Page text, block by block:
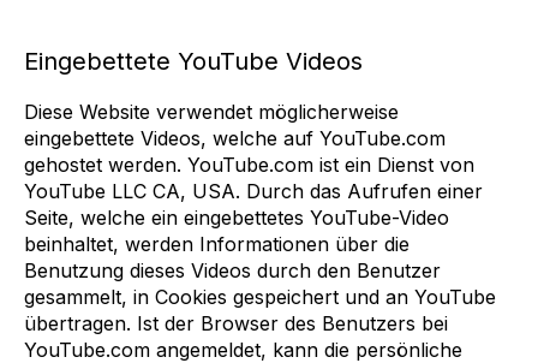
Eingebettete YouTube Videos
Diese Website verwendet möglicherweise
eingebettete Videos, welche auf YouTube.com
gehostet werden. YouTube.com ist ein Dienst von
YouTube LLC CA, USA. Durch das Aufrufen einer
Seite, welche ein eingebettetes YouTube-Video
beinhaltet, werden Informationen über die
Benutzung dieses Videos durch den Benutzer
gesammelt, in Cookies gespeichert und an YouTube
übertragen. Ist der Browser des Benutzers bei
YouTube.com angemeldet, kann die persönliche